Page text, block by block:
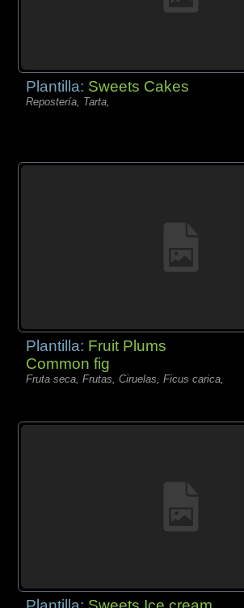
Plantilla: Sweets Cakes
Repostería, Tarta,
Plantilla: Fruit Plums
Common fig
Fruta seca, Frutas, Ciruelas, Ficus carica,